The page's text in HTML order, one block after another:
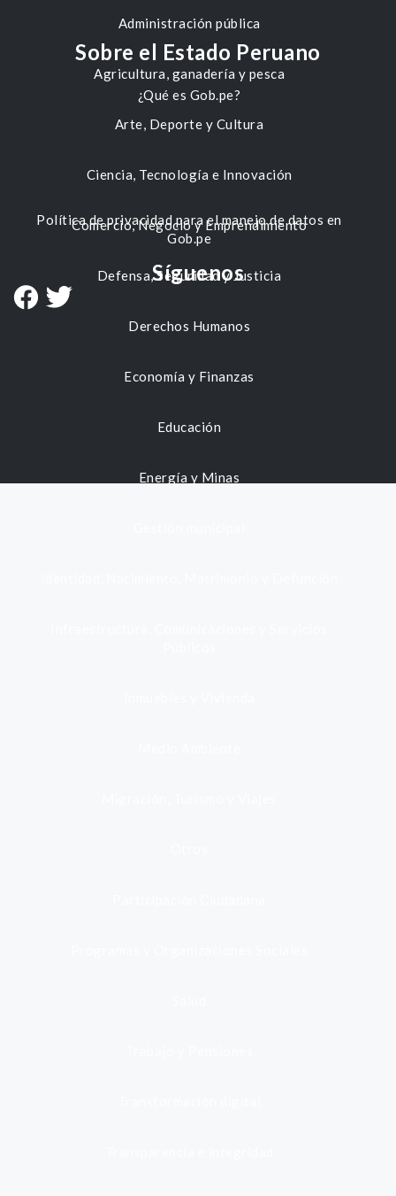
Administración pública
Agricultura, ganadería y pesca
Arte, Deporte y Cultura
Ciencia, Tecnología e Innovación
Comercio, Negocio y Emprendimiento
Defensa, Seguridad y Justicia
Derechos Humanos
Economía y Finanzas
Educación
Energía y Minas
Sobre el Estado Peruano
¿Qué es Gob.pe?
Política de privacidad para el manejo de datos en
Gob.pe
Síguenos